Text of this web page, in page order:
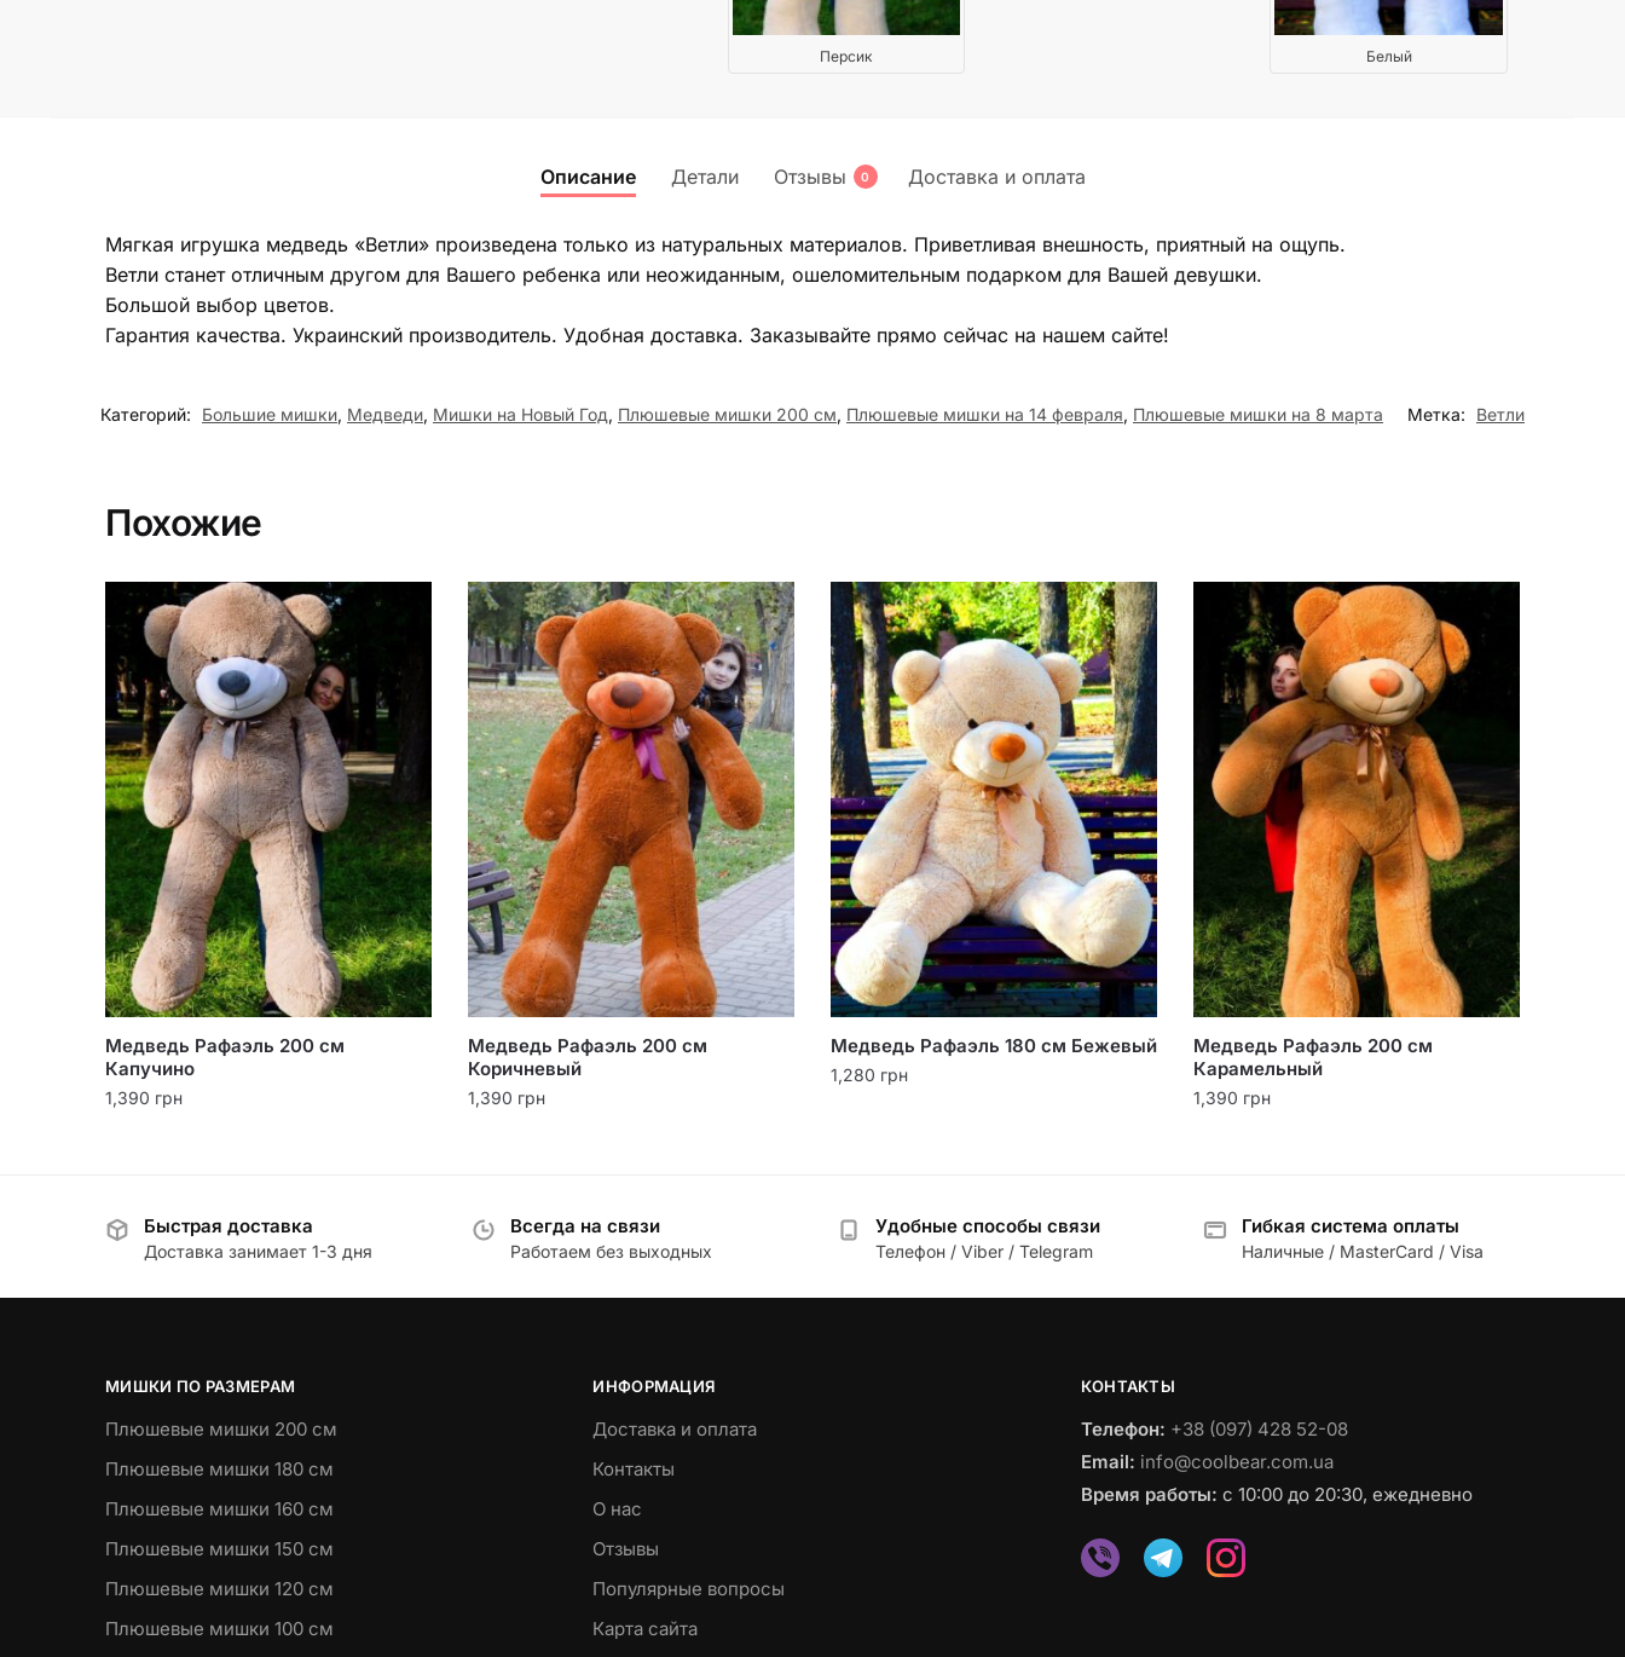
Персик Белый
Описание Детали Отзывы 0 Доставка и оплата
Мягкая игрушка медведь «Ветли» произведена только из натуральных материалов. Приветливая внешность, приятный на ощупь.
Ветли станет отличным другом для Вашего ребенка или неожиданным, ошеломительным подарком для Вашей девушки.
Большой выбор цветов.
Гарантия качества. Украинский производитель. Удобная доставка. Заказывайте прямо сейчас на нашем сайте!
Категорий: Большие мишки, Медведи, Мишки на Новый Год, Плюшевые мишки 200 см, Плюшевые мишки на 14 февраля, Плюшевые мишки на 8 марта Метка: Ветли
Похожие
Медведь Рафаэль 200 см
Капучино
1,390 грн
Медведь Рафаэль 200 см
Коричневый
1,390 грн
Медведь Рафаэль 180 см Бежевый
1,280 грн
Медведь Рафаэль 200 см
Карамельный
1,390 грн
Быстрая доставка
Доставка занимает 1-3 дня
Всегда на связи
Работаем без выходных
Удобные способы связи
Телефон / Viber / Telegram
Гибкая система оплаты
Наличные / MasterCard / Visa
МИШКИ ПО РАЗМЕРАМ
Плюшевые мишки 200 см
Плюшевые мишки 180 см
Плюшевые мишки 160 см
Плюшевые мишки 150 см
Плюшевые мишки 120 см
Плюшевые мишки 100 см
ИНФОРМАЦИЯ
Доставка и оплата
Контакты
О нас
Отзывы
Популярные вопросы
Карта сайта
КОНТАКТЫ
Телефон: +38 (097) 428 52-08
Email: info@coolbear.com.ua
Время работы: с 10:00 до 20:30, ежедневно